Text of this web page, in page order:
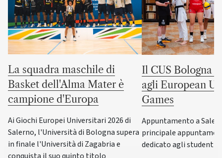
La squadra maschile di
Basket dell'Alma Mater è
campione d'Europa
Ai Giochi Europei Universitari 2026 di
Salerno, l'Università di Bologna supera
in finale l'Università di Zagabria e
Il CUS Bologna
agli European
Games
Appuntamento a
principale
dedicato agli